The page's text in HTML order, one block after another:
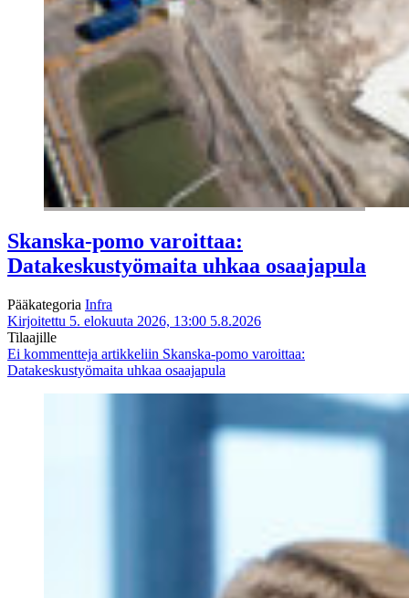
Skanska-pomo varoittaa:
Datakeskustyömaita uhkaa osaajapula
Pääkategoria Infra
Kirjoitettu 5. elokuuta 2026, 13:00 5.8.2026
Tilaajille
Ei kommentteja artikkeliin Skanska-pomo varoittaa:
Datakeskustyömaita uhkaa osaajapula